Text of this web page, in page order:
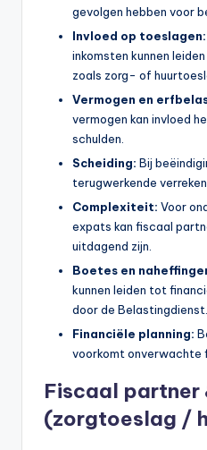
gevolgen hebben voor
Invloed op toeslagen:
inkomsten kunnen
zoals zorg- of
Vermogen en
vermogen kan invloed
schulden.
Scheiding: Bij
terugwerkende
Complexiteit: Voor
expats kan fiscaal
uitdagend zijn.
Boetes en
kunnen leiden tot
door de Belastingdienst.
Financiële planning:
voorkomt onverwachte
Fiscaal partner
(zorgtoeslag /